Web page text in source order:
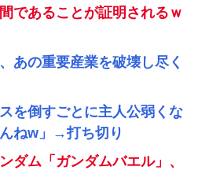
であることが証明されるｗ
あの重要産業を破壊し尽く
を倒すごとに主人公弱くな
ねw」→打ち切り
ダム「ガンダムバエル」、